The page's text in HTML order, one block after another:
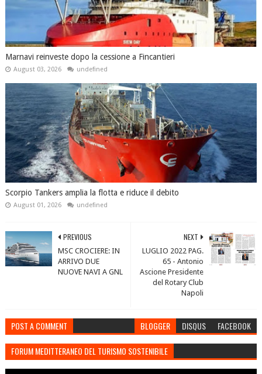
Marnavi reinveste dopo la cessione a Fincantieri
August 03, 2026 undefined
Scorpio Tankers amplia la flotta e riduce il debito
August 01, 2026 undefined
NEXT
LUGLIO 2022 PAG.
65 - Antonio
Ascione Presidente
del Rotary Club
Napoli
PREVIOUS
MSC CROCIERE: IN
ARRIVO DUE
NUOVE NAVI A GNL
POST A COMMENT BLOGGER DISQUS FACEBOOK
FORUM MEDITTERANEO DEL TURISMO SOSTENIBILE